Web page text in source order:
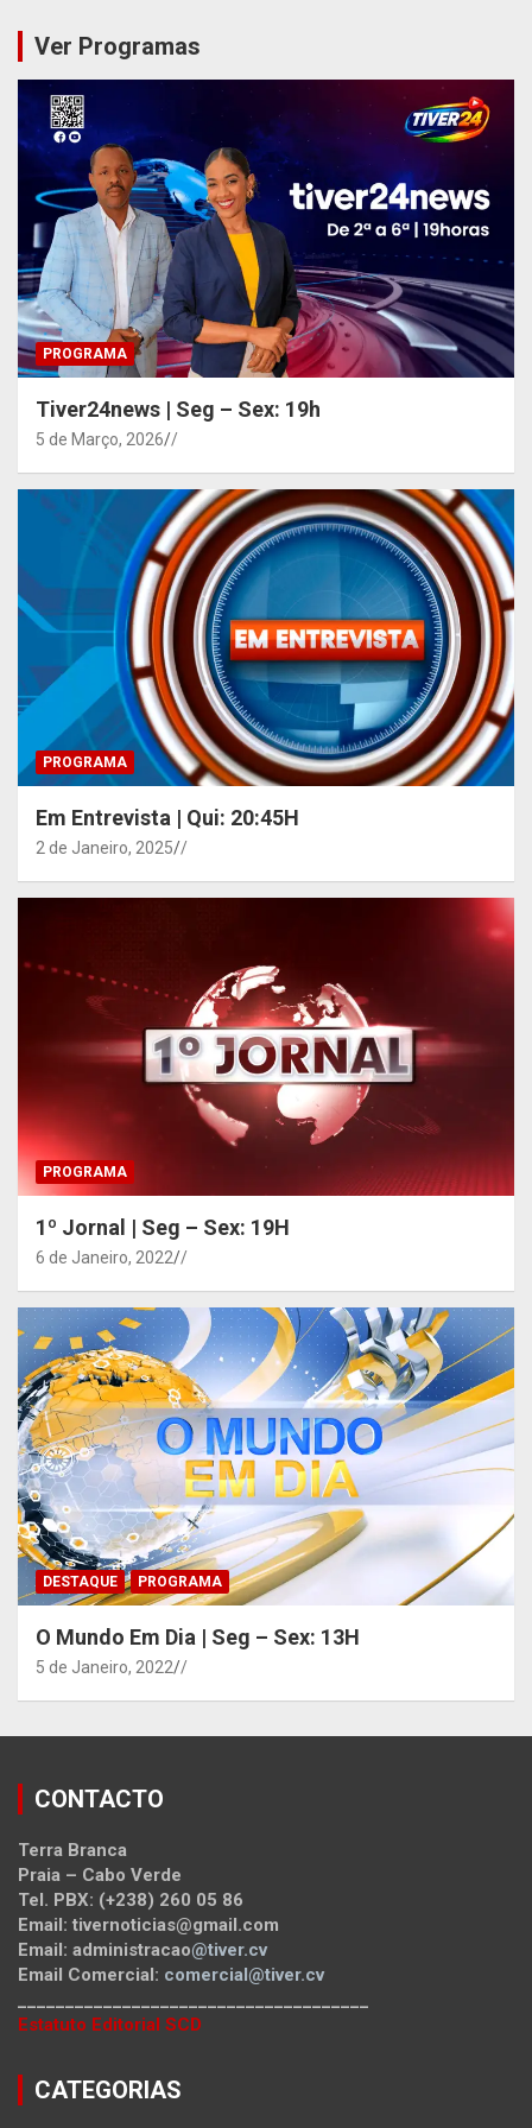
Ver Programas
PROGRAMA
Tiver24news | Seg – Sex: 19h
5 de Março, 2026 /
PROGRAMA
Em Entrevista | Qui: 20:45H
2 de Janeiro, 2025 /
PROGRAMA
1º Jornal | Seg – Sex: 19H
6 de Janeiro, 2022 /
DESTAQUE PROGRAMA
O Mundo Em Dia | Seg – Sex: 13H
5 de Janeiro, 2022 /
CONTACTO
Terra Branca
Praia – Cabo Verde
Tel. PBX: (+238) 260 05 86
Email: tivernoticias@gmail.com
Email: administracao@tiver.cv
Email Comercial: comercial@tiver.cv
Estatuto Editorial SCD
CATEGORIAS